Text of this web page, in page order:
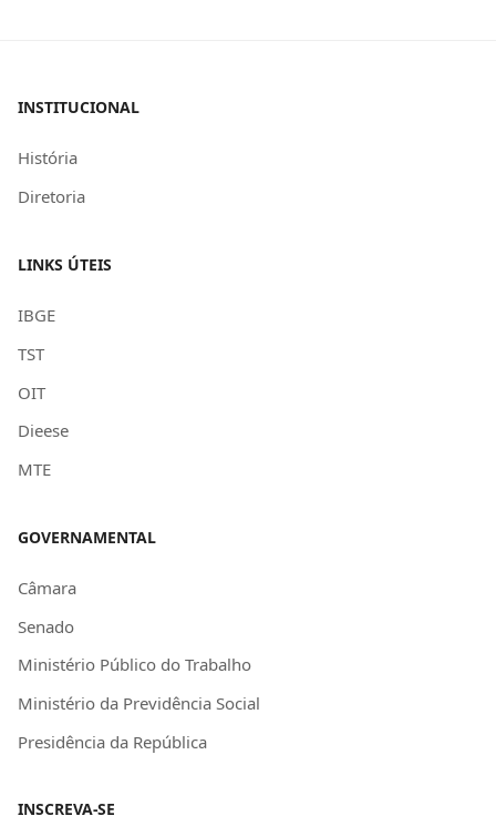
INSTITUCIONAL
História
Diretoria
LINKS ÚTEIS
IBGE
TST
OIT
Dieese
MTE
GOVERNAMENTAL
Câmara
Senado
Ministério Público do Trabalho
Ministério da Previdência Social
Presidência da República
INSCREVA-SE